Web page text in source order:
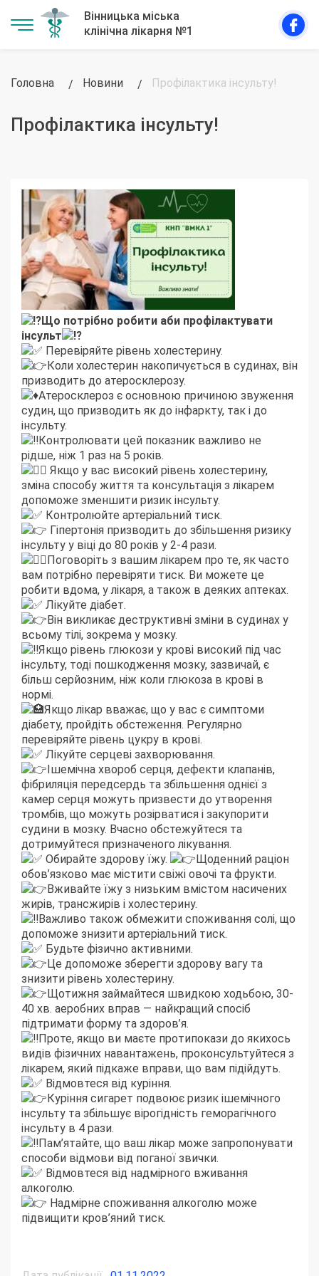
Головна Новини Профілактика інсульту!
Профілактика інсульту!
Що потрібно робити аби профілактувати
інсульт
Перевіряйте рівень холестерину.
Коли холестерин накопичується в судинах, він
призводить до атеросклерозу.
Атеросклероз є основною причиною звуження
судин, що призводить як до інфаркту, так і до
інсульту.
Контролювати цей показник важливо не
рідше, ніж 1 раз на 5 років.
Якщо у вас високий рівень холестерину,
зміна способу життя та консультація з лікарем
допоможе зменшити ризик інсульту.
Контролюйте артеріальний тиск.
Гіпертонія призводить до збільшення ризику
інсульту у віці до 80 років у 2-4 рази.
Поговоріть з вашим лікарем про те, як часто
вам потрібно перевіряти тиск. Ви можете це
робити вдома, у лікаря, а також в деяких аптеках.
Лікуйте діабет.
Він викликає деструктивні зміни в судинах у
всьому тілі, зокрема у мозку.
Якщо рівень глюкози у крові високий під час
інсульту, тоді пошкодження мозку, зазвичай, є
більш серйозним, ніж коли глюкоза в крові в
нормі.
Якщо лікар вважає, що у вас є симптоми
діабету, пройдіть обстеження. Регулярно
перевіряйте рівень цукру в крові.
Лікуйте серцеві захворювання.
Ішемічна хвороб серця, дефекти клапанів,
фібриляція передсердь та збільшення однієї з
камер серця можуть призвести до утворення
тромбів, що можуть розірватися і закупорити
судини в мозку. Вчасно обстежуйтеся та
дотримуйтеся призначеного лікування.
Обирайте здорову їжу.
Щоденний раціон
обов’язково має містити свіжі овочі та фрукти.
Вживайте їжу з низьким вмістом насичених
жирів, трансжирів і холестерину.
Важливо також обмежити споживання солі, що
допоможе знизити артеріальний тиск.
Будьте фізично активними.
Це допоможе зберегти здорову вагу та
знизити рівень холестерину.
Щотижня займайтеся швидкою ходьбою, 30-
40 хв. аеробних вправ — найкращий спосіб
підтримати форму та здоров’я.
Проте, якщо ви маєте протипокази до якихось
видів фізичних навантажень, проконсультуйтеся з
лікарем, який підкаже вправи, що вам підійдуть.
Відмовтеся від куріння.
Куріння сигарет подвоює ризик ішемічного
інсульту та збільшує вірогідність геморагічного
інсульту в 4 рази.
Пам’ятайте, що ваш лікар може запропонувати
способи відмови від поганої звички.
Відмовтеся від надмірного вживання
алкоголю.
Надмірне споживання алкоголю може
підвищити кров’яний тиск.